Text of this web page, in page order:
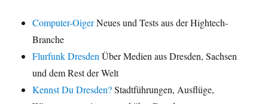
Computer-OigerNeues und Tests aus der Hightech-
Branche
Flurfunk DresdenÜber Medien aus Dresden, Sachsen
und dem Rest der Welt
Kennst Du Dresden?Stadtführungen, Ausflüge,